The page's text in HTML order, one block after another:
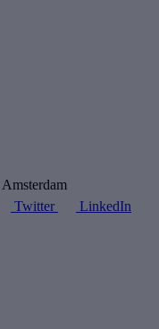
Amsterdam
Twitter LinkedIn